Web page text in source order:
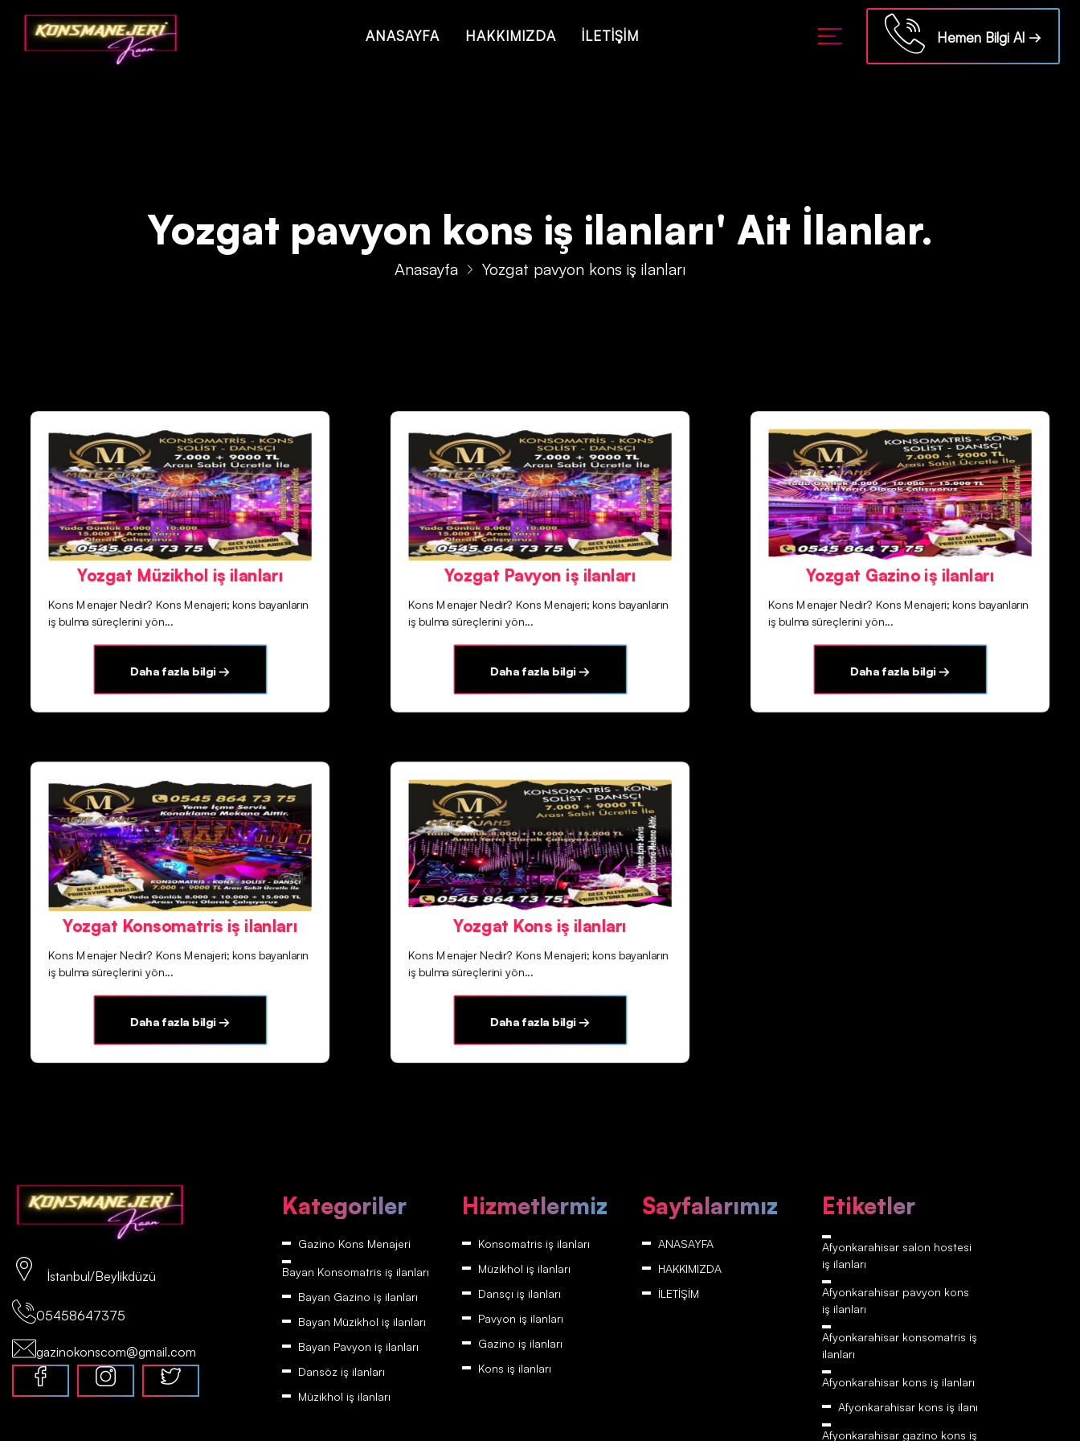
Deprecated: json_decode(): Passing null to parameter #1 ($json) of type string is deprecated in/home/konsmenajericom/public_html/api/kontrol/etiket.php on line18
ANASAYFA HAKKIMIZDA İLETİŞİM Hemen Bilgi Al →
Yozgat pavyon kons iş ilanları' Ait İlanlar.
Anasayfa Yozgat pavyon kons iş ilanları
Yozgat Müzikhol iş ilanları
Kons Menajer Nedir? Kons Menajeri; kons bayanların
iş bulma süreçlerini yön...
Daha fazla bilgi →
Yozgat Pavyon iş ilanları
Kons Menajer Nedir? Kons Menajeri; kons bayanların
iş bulma süreçlerini yön...
Daha fazla bilgi →
Yozgat Gazino iş ilanları
Kons Menajer Nedir? Kons Menajeri; kons bayanların
iş bulma süreçlerini yön...
Daha fazla bilgi →
Yozgat Konsomatris iş ilanları
Kons Menajer Nedir? Kons Menajeri; kons bayanların
iş bulma süreçlerini yön...
Daha fazla bilgi →
Yozgat Kons iş ilanları
Kons Menajer Nedir? Kons Menajeri; kons bayanların
iş bulma süreçlerini yön...
Daha fazla bilgi →
İstanbul/Beylikdüzü
05458647375
gazinokonscom@gmail.com
Kategoriler
Gazino Kons Menajeri
Bayan Konsomatris iş ilanları
Bayan Gazino iş ilanları
Bayan Müzikhol iş ilanları
Bayan Pavyon iş ilanları
Dansöz iş ilanları
Müzikhol iş ilanları
Hizmetlermiz
Konsomatris iş ilanları
Müzikhol iş ilanları
Dansçı iş ilanları
Pavyon iş ilanları
Gazino iş ilanları
Kons iş ilanları
Sayfalarımız
ANASAYFA
HAKKIMIZDA
İLETİŞİM
Etiketler
Afyonkarahisar‎‎‎‎ salon hostesi
iş ilanları
Afyonkarahisar‎‎‎‎ pavyon kons
iş ilanları
Afyonkarahisar‎‎‎‎ konsomatris iş
ilanları
Afyonkarahisar‎‎‎‎ kons iş ilanları
Afyonkarahisar‎‎‎‎ kons iş ilanı
Afyonkarahisar‎‎‎‎ gazino kons iş